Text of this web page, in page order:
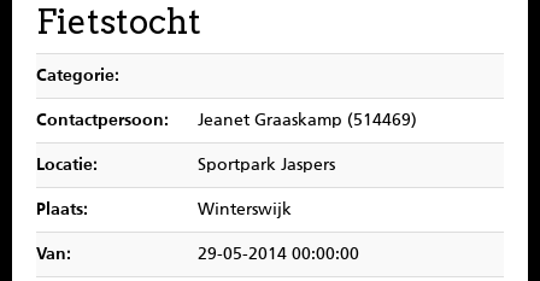
INFORMATIE
JEUGD
SENIOREN
SPONSOREN
Fietstocht
Categorie:
Contactpersoon: Jeanet Graaskamp (514469)
Locatie: Sportpark Jaspers
Plaats: Winterswijk
Van: 29-05-2014 00:00:00